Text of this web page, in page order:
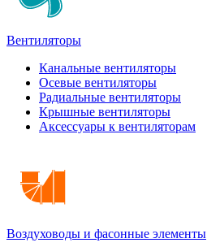
Вентиляторы
Канальные вентиляторы
Осевые вентиляторы
Радиальные вентиляторы
Крышные вентиляторы
Аксессуары к вентиляторам
Воздуховоды и фасонные элементы